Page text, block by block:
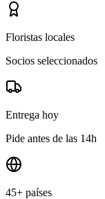
Floristas locales
Socios seleccionados
Entrega hoy
Pide antes de las 14h
45+ países